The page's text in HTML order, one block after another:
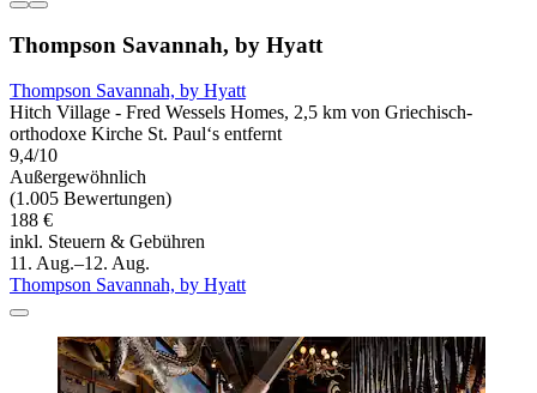
Thompson Savannah, by Hyatt
Thompson Savannah, by Hyatt
Hitch Village - Fred Wessels Homes, 2,5 km von Griechisch-
orthodoxe Kirche St. Paul‘s entfernt
9,4/10
Außergewöhnlich
(1.005 Bewertungen)
188 €
inkl. Steuern & Gebühren
11. Aug.–12. Aug.
Thompson Savannah, by Hyatt